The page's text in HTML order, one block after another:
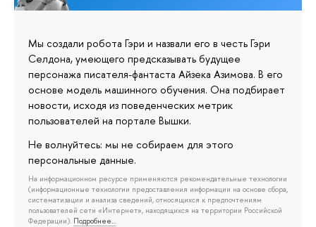
Мы создали робота Гэри и назвали его в честь Гэри
Селдона, умеющего предсказывать будущее
персонажа писателя-фантаста Айзека Азимова. В его
основе модель машинного обучения. Она подбирает
новости, исходя из поведенческих метрик
пользователей на портале Вышки.
Не волнуйтесь: мы не собираем для этого
персональные данные.
На информационном ресурсе применяются рекомендательные технологии
(информационные технологии предоставления информации на основе сбора,
систематизации и анализа сведений, относящихся к предпочтениям
пользователей сети «Интернет», находящихся на территории Российской
Федерации). Подробнее…